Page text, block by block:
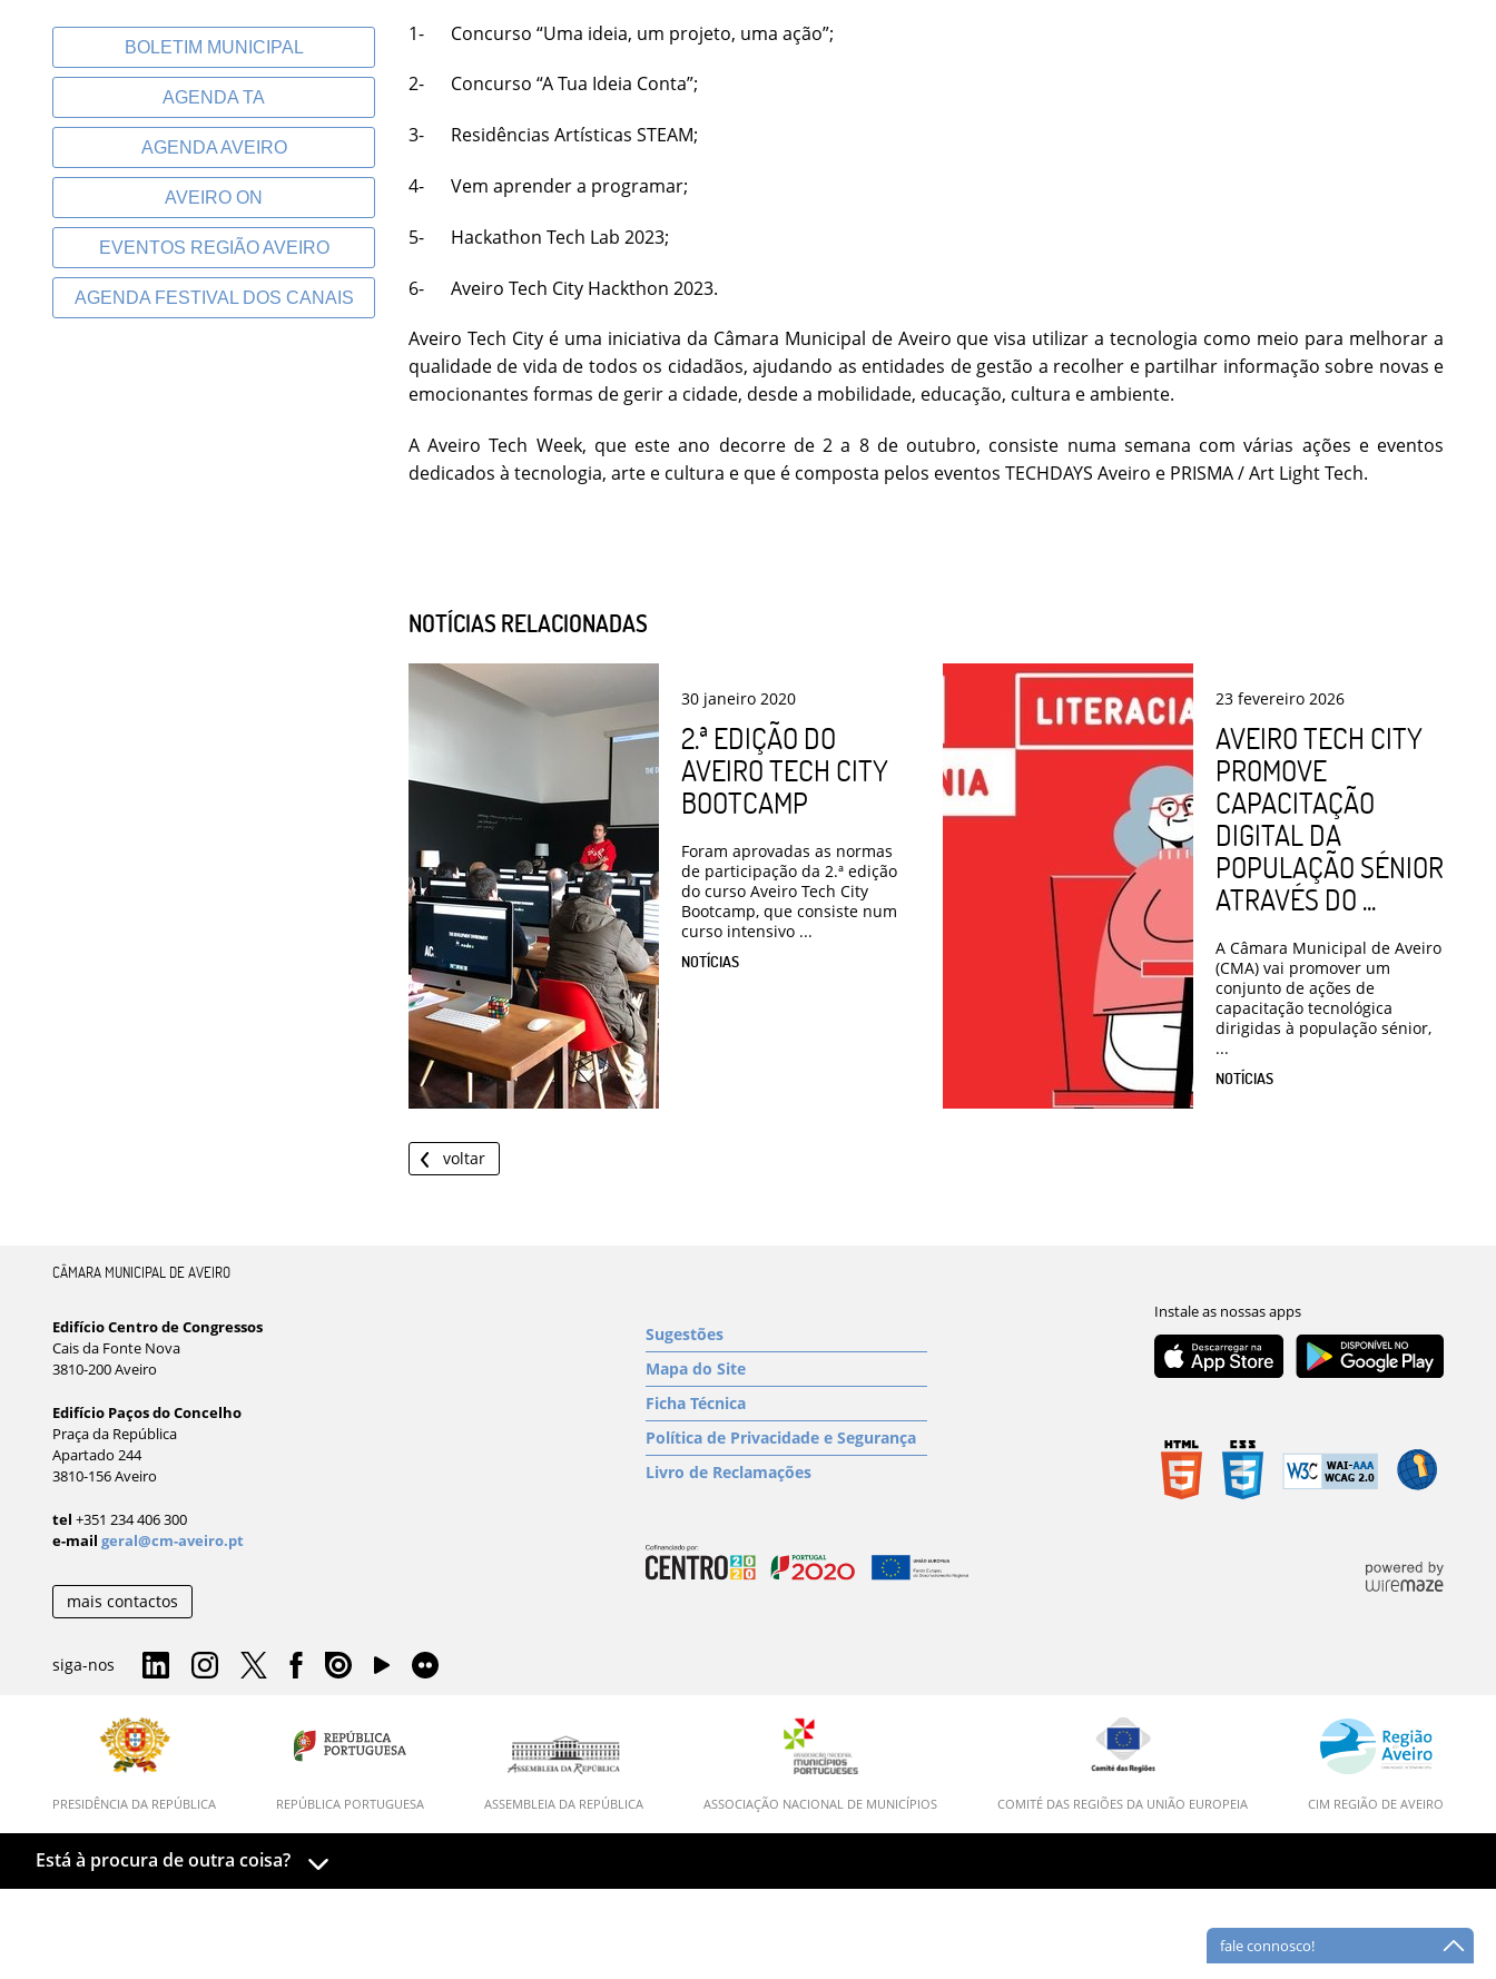
BOLETIM MUNICIPAL
AGENDA TA
AGENDA AVEIRO
AVEIRO ON
EVENTOS REGIÃO AVEIRO
AGENDA FESTIVAL DOS CANAIS
1- Concurso “Uma ideia, um projeto, uma ação”;
2- Concurso “A Tua Ideia Conta”;
3- Residências Artísticas STEAM;
4- Vem aprender a programar;
5- Hackathon Tech Lab 2023;
6- Aveiro Tech City Hackthon 2023.
Aveiro Tech City é uma iniciativa da Câmara Municipal de Aveiro que visa utilizar a tecnologia como meio para melhorar a
qualidade de vida de todos os cidadãos, ajudando as entidades de gestão a recolher e partilhar informação sobre novas e
emocionantes formas de gerir a cidade, desde a mobilidade, educação, cultura e ambiente.
A Aveiro Tech Week, que este ano decorre de 2 a 8 de outubro, consiste numa semana com várias ações e eventos
dedicados à tecnologia, arte e cultura e que é composta pelos eventos TECHDAYS Aveiro e PRISMA / Art Light Tech.
NOTÍCIAS RELACIONADAS
30 janeiro 2020
2.ª EDIÇÃO DO
AVEIRO TECH CITY
BOOTCAMP
Foram aprovadas as normas
de participação da 2.ª edição
do curso Aveiro Tech City
Bootcamp, que consiste num
curso intensivo ...
NOTÍCIAS
23 fevereiro 2026
AVEIRO TECH CITY
PROMOVE
CAPACITAÇÃO
DIGITAL DA
POPULAÇÃO SÉNIOR
ATRAVÉS DO ...
A Câmara Municipal de Aveiro
(CMA) vai promover um
conjunto de ações de
capacitação tecnológica
dirigidas à população sénior,
...
NOTÍCIAS
voltar
CÂMARA MUNICIPAL DE AVEIRO
Edifício Centro de Congressos
Cais da Fonte Nova
3810-200 Aveiro
Edifício Paços do Concelho
Praça da República
Apartado 244
3810-156 Aveiro
tel +351 234 406 300
e-mail geral@cm-aveiro.pt
mais contactos
siga-nos
Sugestões
Mapa do Site
Ficha Técnica
Política de Privacidade e Segurança
Livro de Reclamações
PRESIDÊNCIA DA REPÚBLICA REPÚBLICA PORTUGUESA ASSEMBLEIA DA REPÚBLICA ASSOCIAÇÃO NACIONAL DE MUNICÍPIOS COMITÉ DAS REGIÕES DA UNIÃO EUROPEIA CIM REGIÃO DE AVEIRO
Está à procura de outra coisa?
fale connosco!